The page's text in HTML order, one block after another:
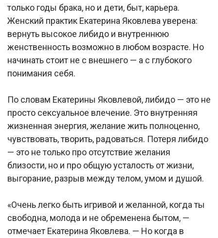
только годы брака, но и дети, быт, карьера.
Женский практик Екатерина Яковлева уверена:
вернуть высокое либидо и внутреннюю
женственность возможно в любом возрасте. Но
начинать стоит не с внешнего — а с глубокого
понимания себя.
По словам Екатерины Яковлевой, либидо — это не
просто сексуальное влечение. Это внутренняя
жизненная энергия, желание жить полноценно,
чувствовать, творить, радоваться. Потеря либидо
— это не только про отсутствие желания
близости, но и про общую усталость от жизни,
выгорание, разрыв между телом, умом и душой.
«Очень легко быть игривой и желанной, когда ты
свободна, молода и не обременена бытом, —
отмечает Екатерина Яковлева. — Но когда в